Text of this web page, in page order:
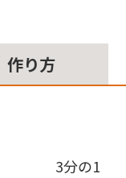
作り方
3分の1